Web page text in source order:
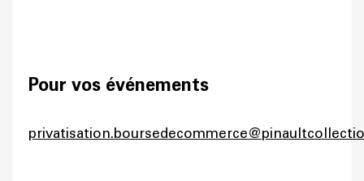
Pour vos événements